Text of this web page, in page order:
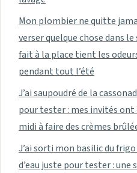
Mon plombier ne quitte
verser quelque chose dans
fait à la place tient les
pendant tout l’été
J’ai saupoudré de la
pour tester : mes invités ont
midi à faire des crèmes
J’ai sorti mon basilic du
d’eau juste pour tester : une